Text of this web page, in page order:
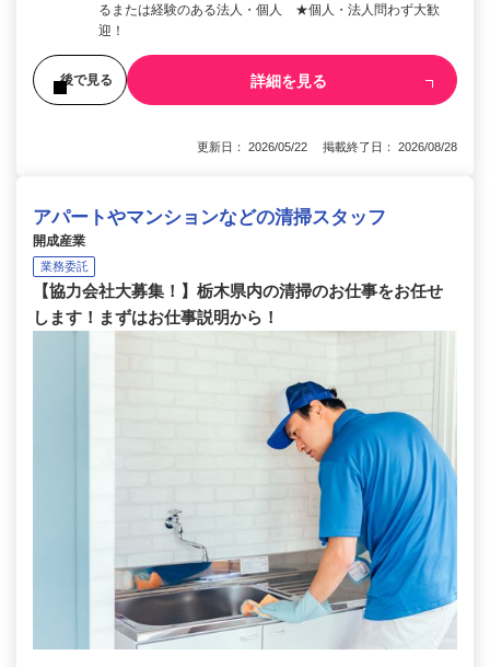
るまたは経験のある法人・個人 ★個人・法人問わず大歓
迎！
後で見る 詳細を見る
更新日： 2026/05/22 掲載終了日： 2026/08/28
アパートやマンションなどの清掃スタッフ
開成産業
業務委託
【協力会社大募集！】栃木県内の清掃のお仕事をお任せ
します！まずはお仕事説明から！